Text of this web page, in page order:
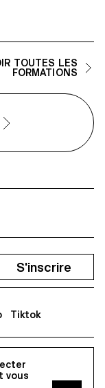
TOUTES LES
FORMATIONS
vous
S'inscrire
Tiktok